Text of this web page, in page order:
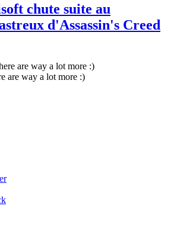
chute suite au
d'Assassin's Creed
are way a lot more :)